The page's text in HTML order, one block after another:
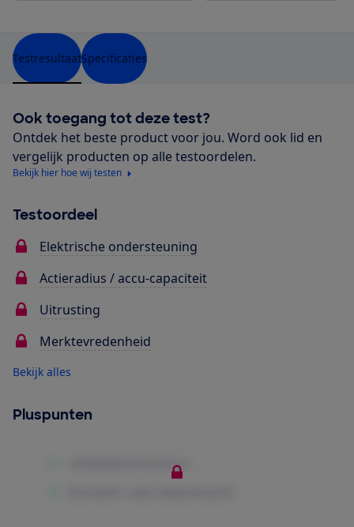
TestresultaatSpecificaties
Ook toegang tot deze test?
Ontdek het beste product voor jou. Word ook lid en
vergelijk producten op alle testoordelen.
Bekijk hier hoe wij testen
Testoordeel
Elektrische ondersteuning
Actieradius / accu-capaciteit
Uitrusting
Merktevredenheid
Bekijk alles
Pluspunten